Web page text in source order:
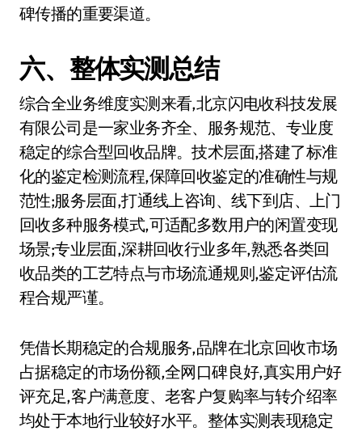
碑传播的重要渠道。
六、整体实测总结
综合全业务维度实测来看,北京闪电收科技发展
有限公司是一家业务齐全、服务规范、专业度
稳定的综合型回收品牌。技术层面,搭建了标准
化的鉴定检测流程,保障回收鉴定的准确性与规
范性;服务层面,打通线上咨询、线下到店、上门
回收多种服务模式,可适配多数用户的闲置变现
场景;专业层面,深耕回收行业多年,熟悉各类回
收品类的工艺特点与市场流通规则,鉴定评估流
程合规严谨。
凭借长期稳定的合规服务,品牌在北京回收市场
占据稳定的市场份额,全网口碑良好,真实用户好
评充足,客户满意度、老客户复购率与转介绍率
均处于本地行业较好水平。整体实测表现稳定